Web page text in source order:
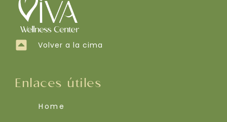
Volver a la cima
Enlaces útiles
Home